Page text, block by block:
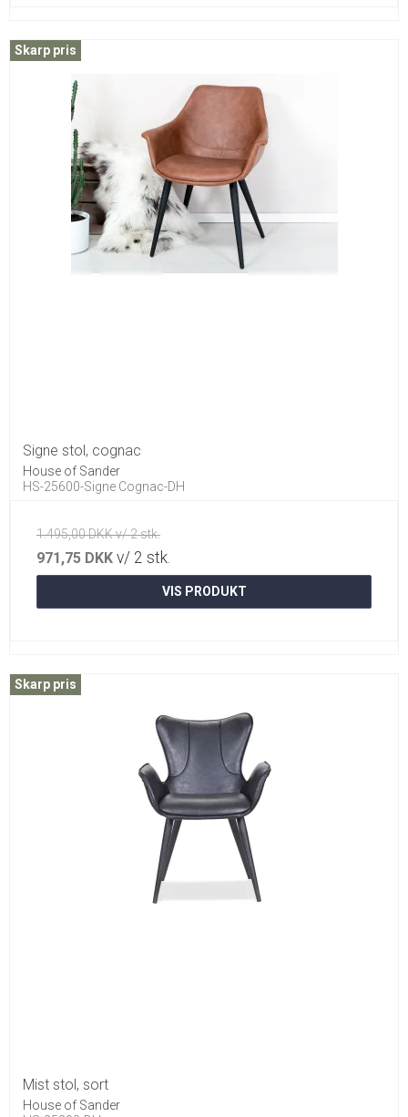
Skarp pris
Signe stol, cognac
House of Sander
HS-25600-Signe Cognac-DH
1.495,00 DKK v/ 2 stk.
971,75 DKK v/ 2 stk.
VIS PRODUKT
Skarp pris
Mist stol, sort
House of Sander